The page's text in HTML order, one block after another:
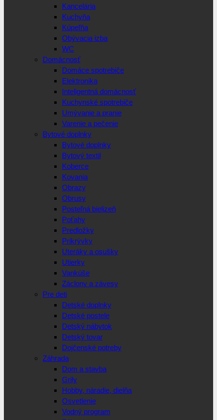
Kancelária
Kuchyňa
Kúpeľňa
Obývacia izba
WC
Domácnosť
Domáce spotrebiče
Elektronika
Inteligentná domácnosť
Kuchynské spotrebiče
Umývanie a pranie
Varenie a pečenie
Bytové doplnky
Bytové doplnky
Bytový textil
Koberce
Kovania
Obrazy
Obrusy
Posteľná bielizeň
Poťahy
Predložky
Prikrývky
Uteráky a osušky
Utierky
Vankúše
Záclony a závesy
Pre deti
Detské doplnky
Detské postele
Detský nábytok
Detský tovar
Dojčenské potreby
Záhrada
Dom a stavba
Grily
Hobby, náradie, dielňa
Osvetlenie
Vodný program